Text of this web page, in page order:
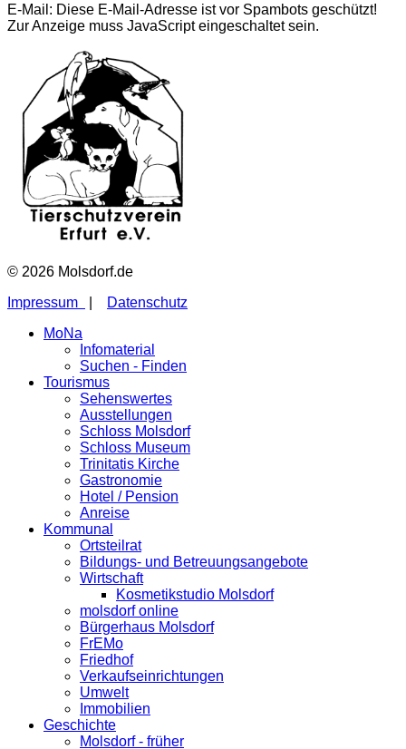
E-Mail: Diese E-Mail-Adresse ist vor Spambots geschützt!
Zur Anzeige muss JavaScript eingeschaltet sein.
© 2026 Molsdorf.de
Impressum
Datenschutz
MoNa
Infomaterial
Suchen - Finden
Tourismus
Sehenswertes
Ausstellungen
Schloss Molsdorf
Schloss Museum
Trinitatis Kirche
Gastronomie
Hotel / Pension
Anreise
Kommunal
Ortsteilrat
Bildungs- und Betreuungsangebote
Wirtschaft
Kosmetikstudio Molsdorf
molsdorf online
Bürgerhaus Molsdorf
FrEMo
Friedhof
Verkaufseinrichtungen
Umwelt
Immobilien
Geschichte
Molsdorf - früher